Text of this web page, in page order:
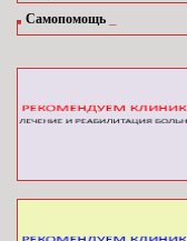
Самопомощь